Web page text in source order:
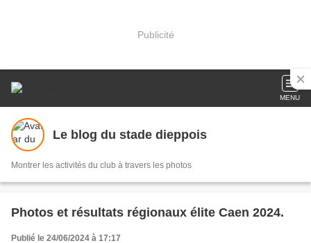
Publicité
MENU
Le blog du stade dieppois
Montrer les activités du club à travers les photos
Photos et résultats régionaux élite Caen 2024.
Publié le 24/06/2024 à 17:17